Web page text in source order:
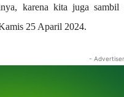
karena kita juga
25 Aparil 2024.
-